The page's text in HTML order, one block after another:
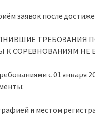
заявок после
ТРЕБОВАНИЯ
К СОРЕВНОВАНИЯМ
с 01 января
и местом